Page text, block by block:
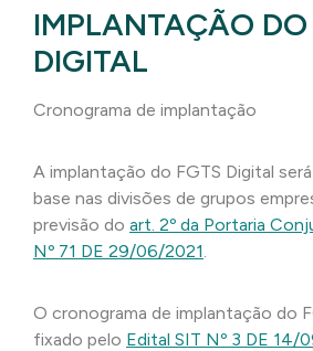
IMPLANTAÇÃO DO
DIGITAL
Cronograma de implantação
A implantação do FGTS Digital
base nas divisões de grupos
previsão do art. 2º da Portaria
Nº 71 DE 29/06/2021.
O cronograma de implantação do
fixado pelo Edital SIT Nº 3 DE 14/